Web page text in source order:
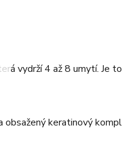
vydrží 4 až 8 umytí. Je
keratinový